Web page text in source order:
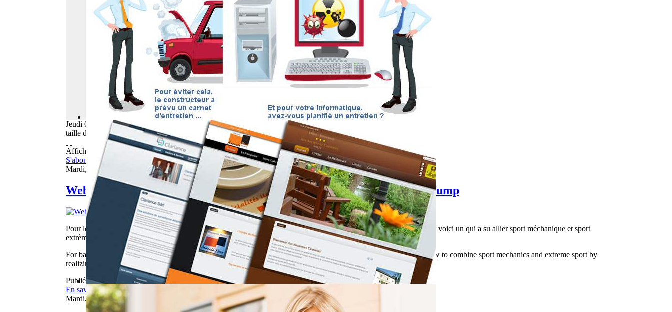
Jeudi 06
2026
taille du texte
Afficher les éléments par tag : jump
S'abonner à ce flux RSS
Mardi, 27 Juin 2017 05:53
WebBuzz du 27/06/2017: Base jump en moto-Insane Motorcycle BASE Jump
Pour les amateurs de base jump qui ne vivent proche de grandes villes, leur passion est souvent difficile à assouvir. En voici un qui a su allier sport méchanique et sport
extrème en réalisant un base jump avec sa moto !!!
For base jump enthusiasts who do live close to big cities, their passion is often difficult to satisfy. Here is one that knew to combine sport mechanics and extreme sport by
realizing a base jump with his motorbike !!!
Publié dans
En savoir plus...
Mardi, 27 Août 2013 06:08